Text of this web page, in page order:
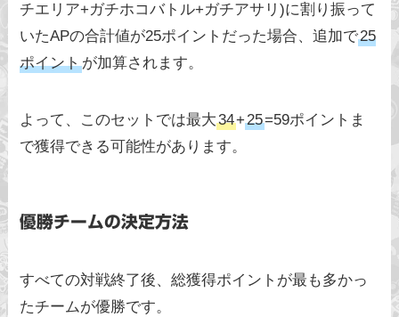
チエリア+ガチホコバトル+ガチアサリ)に割り振って
いたAPの合計値が25ポイントだった場合、追加で25
ポイントが加算されます。
よって、このセットでは最大34+25=59ポイントま
で獲得できる可能性があります。
優勝チームの決定方法
すべての対戦終了後、総獲得ポイントが最も多かっ
たチームが優勝です。